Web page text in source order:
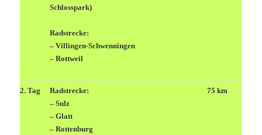
Schlosspark)
Radstrecke:
– Villingen-Schwenningen
– Rottweil
2. Tag
Radstrecke:
– Sulz
– Glatt
– Rottenburg
75 km